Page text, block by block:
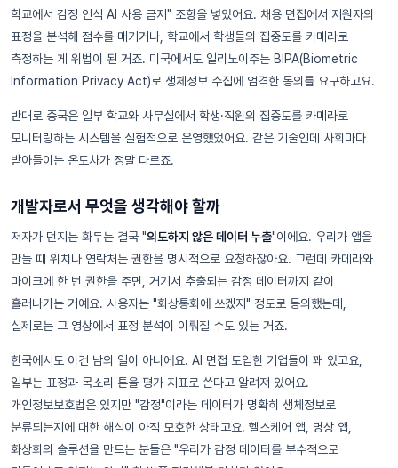
학교에서 감정 인식 AI 사용 금지" 조항을 넣었어요. 채용 면접에서 지원자의
표정을 분석해 점수를 매기거나, 학교에서 학생들의 집중도를 카메라로
측정하는 게 위법이 된 거죠. 미국에서도 일리노이주는 BIPA(Biometric
Information Privacy Act)로 생체정보 수집에 엄격한 동의를 요구하고요.
반대로 중국은 일부 학교와 사무실에서 학생·직원의 집중도를 카메라로
모니터링하는 시스템을 실험적으로 운영했었어요. 같은 기술인데 사회마다
받아들이는 온도차가 정말 다르죠.
개발자로서 무엇을 생각해야 할까
저자가 던지는 화두는 결국 "의도하지 않은 데이터 누출"이에요. 우리가 앱을
만들 때 위치나 연락처는 권한을 명시적으로 요청하잖아요. 그런데 카메라와
마이크에 한 번 권한을 주면, 거기서 추출되는 감정 데이터까지 같이
흘러나가는 거예요. 사용자는 "화상통화에 쓰겠지" 정도로 동의했는데,
실제로는 그 영상에서 표정 분석이 이뤄질 수도 있는 거죠.
한국에서도 이건 남의 일이 아니에요. AI 면접 도입한 기업들이 꽤 있고요,
일부는 표정과 목소리 톤을 평가 지표로 쓴다고 알려져 있어요.
개인정보보호법은 있지만 "감정"이라는 데이터가 명확히 생체정보로
분류되는지에 대한 해석이 아직 모호한 상태고요. 헬스케어 앱, 명상 앱,
화상회의 솔루션을 만드는 분들은 "우리가 감정 데이터를 부수적으로